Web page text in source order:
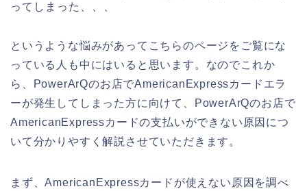
ってしまった、、、
というような悩みがあってこちらのページをご覧にな
っている人も中にはいると思います。なのでこれか
ら、PowerArQのお店でAmericanExpressカードエラ
ーが発生してしまった方に向けて、PowerArQのお店で
AmericanExpressカードの支払いができない原因につ
いて分かりやすく解説させていただきます。
まず、AmericanExpressカードが使えない原因を調べ